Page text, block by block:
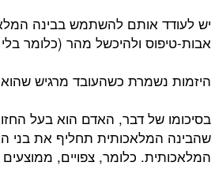
יש לעודד אותם להשתמש בבינה
אבות-טיפוס ולהיכשל מהר (כלומר
היזמות נשמרת כשהעובד מרגיש
בסיכומו של דבר, האדם הוא בעל
שהבינה המלאכותית תחליף את בני
המלאכותית. כלומר, צפויים, ממוצעים